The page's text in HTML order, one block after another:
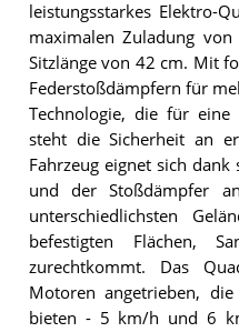
leistungsstarkes Elektro-
maximalen Zuladung
Sitzlänge von 42 cm. Mit
Federstoßdämpfern für
Technologie, die für eine
steht die Sicherheit an
Fahrzeug eignet sich
und der Stoßdämpfer
unterschiedlichsten
befestigten Flächen,
zurechtkommt. Das
Motoren angetrieben,
bieten - 5 km/h und 6